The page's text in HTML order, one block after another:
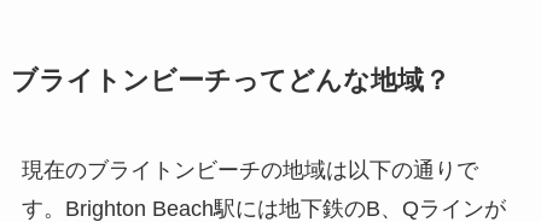
ブライトンビーチってどんな地域？
現在のブライトンビーチの地域は以下の通りで
す。Brighton Beach駅には地下鉄のB、Qラインが